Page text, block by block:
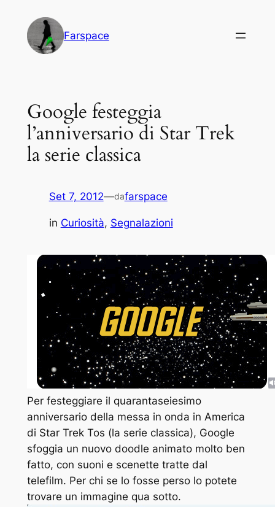
contenuto
Farspace
Google festeggia
l’anniversario di Star Trek
la serie classica
Set 7, 2012—dafarspace
in Curiosità, Segnalazioni
Per festeggiare il quarantaseiesimo
anniversario della messa in onda in America
di Star Trek Tos (la serie classica), Google
sfoggia un nuovo doodle animato molto ben
fatto, con suoni e scenette tratte dal
telefilm. Per chi se lo fosse perso lo potete
trovare un immagine qua sotto.